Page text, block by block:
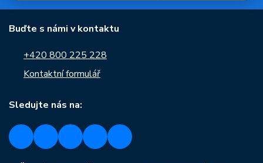
Buďte s námi v kontaktu
+420 800 225 228
Kontaktní formulář
Sledujte nás na: